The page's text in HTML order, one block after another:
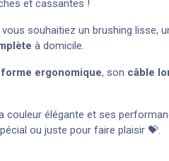
et cassantes !
vous souhaitiez un brushing lisse,
à domicile.
forme ergonomique, son câble
couleur élégante et ses
ou juste pour faire plaisir 💝.